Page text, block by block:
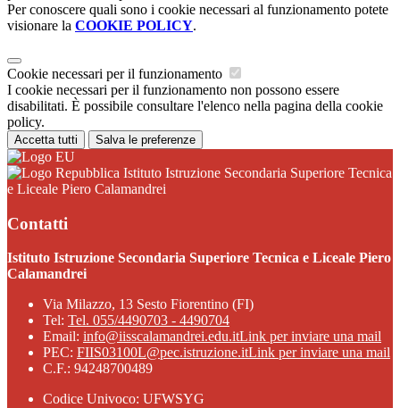
Per conoscere quali sono i cookie necessari al funzionamento potete
visionare la COOKIE POLICY.
Cookie necessari per il funzionamento
I cookie necessari per il funzionamento non possono essere
disabilitati. È possibile consultare l'elenco nella pagina della cookie
policy.
Accetta tutti Salva le preferenze
Istituto Istruzione Secondaria Superiore Tecnica
e Liceale Piero Calamandrei
Contatti
Istituto Istruzione Secondaria Superiore Tecnica e Liceale Piero
Calamandrei
Via Milazzo, 13 Sesto Fiorentino (FI)
Tel: Tel. 055/4490703 - 4490704
Email: info@iisscalamandrei.edu.itLink per inviare una mail
PEC: FIIS03100L@pec.istruzione.itLink per inviare una mail
C.F.: 94248700489
Codice Univoco: UFWSYG